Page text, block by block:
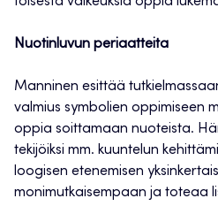
Nuotinluvun periaatteita
Manninen esittää
valmius symbolien oppimiseen
oppia soittamaan nuoteista.
tekijöiksi mm. kuuntelun
loogisen etenemisen
monimutkaisempaan ja toteaa